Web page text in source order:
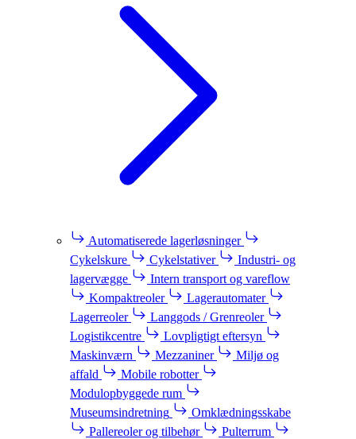
Automatiserede lagerløsninger
Cykelskure
Cykelstativer
Industri- og
lagervægge
Intern transport og vareflow
Kompaktreoler
Lagerautomater
Lagerreoler
Langgods / Grenreoler
Logistikcentre
Lovpligtigt eftersyn
Maskinværn
Mezzaniner
Miljø og
affald
Mobile robotter
Modulopbyggede rum
Museumsindretning
Omklædningsskabe
Pallereoler og tilbehør
Pulterrum